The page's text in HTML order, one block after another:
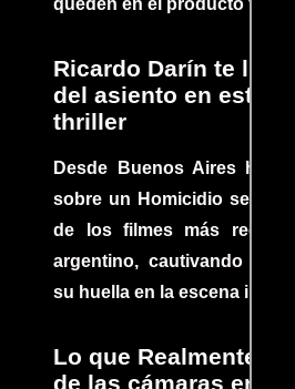
queden en el producto final.
Ricardo Darín te
del asiento en este
thriller
Desde Buenos Aires
sobre un Homicidio se ha
de los filmes más
argentino, cautivando
su huella en la escena
Lo que Realmente
de las cámaras en